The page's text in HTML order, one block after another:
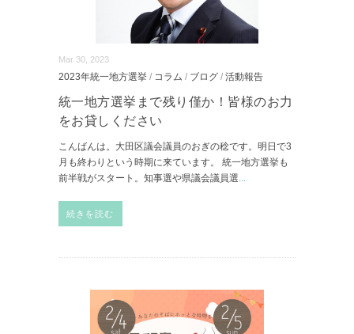
Mar 30, 2023
2023年統一地方選挙 / コラム / ブログ / 活動報告
統一地方選挙まで残り僅か！皆様のお力
をお貸しください
こんばんは。大田区議会議員のおぎの稔です。明日で3
月も終わりという時期に来ています。 統一地方選挙も
前半戦がスタート。知事選や県議会議員選
続きを読む